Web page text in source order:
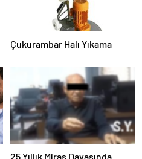
Çukurambar Halı Yıkama
25 Yıllık Miras Davasında